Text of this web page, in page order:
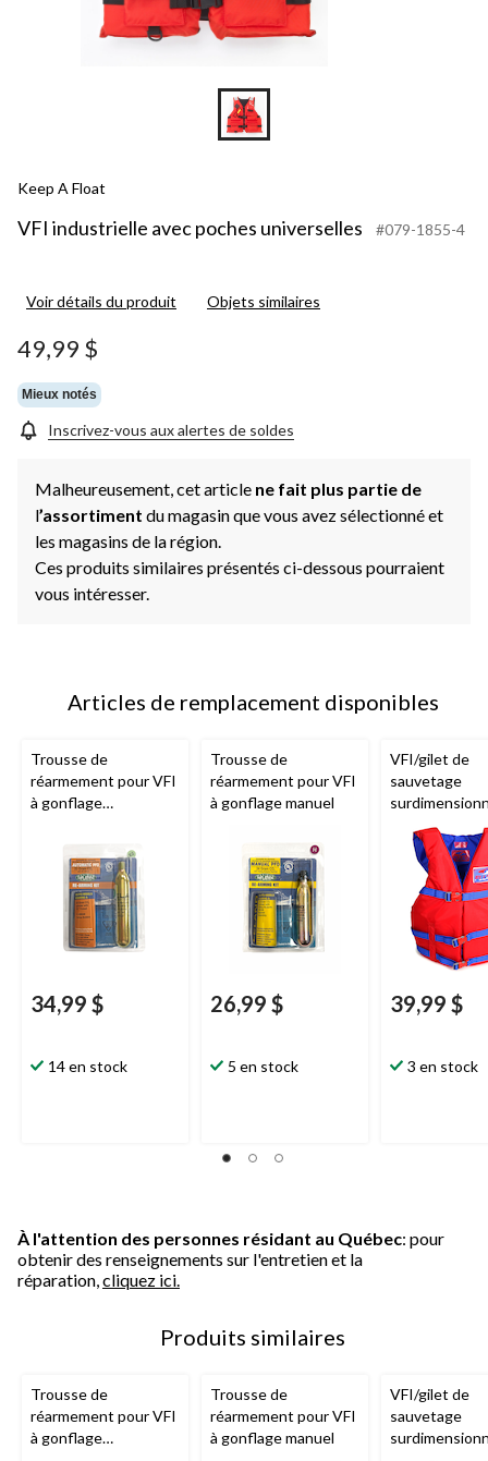
Keep A Float
VFI industrielle avec poches universelles #079-1855-4
Voir détails du produit Objets similaires
49,99 $
Mieux notés
Inscrivez-vous aux alertes de soldes
Malheureusement, cet article ne fait plus partie de
l’assortiment du magasin que vous avez sélectionné et
les magasins de la région.
Ces produits similaires présentés ci-dessous pourraient
vous intéresser.
Articles de remplacement disponibles
Trousse de
réarmement pour VFI
à gonflage
34,99 $
14 en stock
Trousse de
réarmement pour VFI
à gonflage manuel
26,99 $
5 en stock
VFI/gilet de
sauvetage
pour adulte,
39,99 $
3 en stock
À l'attention des personnes résidant au Québec: pour
obtenir des renseignements sur l'entretien et la
réparation, cliquez ici.
Produits similaires
Trousse de
réarmement pour VFI
à gonflage
Trousse de
réarmement pour VFI
à gonflage manuel
VFI/gilet de
sauvetage